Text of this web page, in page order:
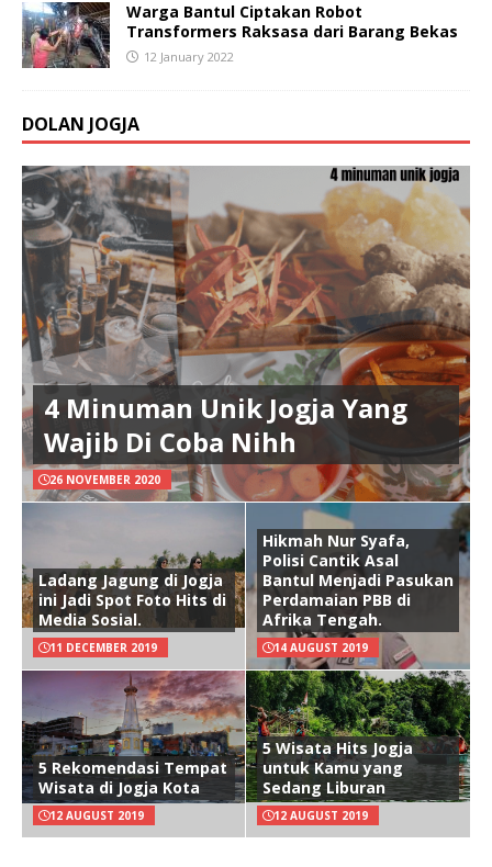
Warga Bantul Ciptakan Robot
Transformers Raksasa dari Barang Bekas
12 January 2022
DOLAN JOGJA
4 Minuman Unik Jogja Yang
Wajib Di Coba Nihh
26 NOVEMBER 2020
Ladang Jagung di Jogja
ini Jadi Spot Foto Hits di
Media Sosial.
11 DECEMBER 2019
Hikmah Nur Syafa,
Polisi Cantik Asal
Bantul Menjadi Pasukan
Perdamaian PBB di
Afrika Tengah.
14 AUGUST 2019
5 Rekomendasi Tempat
Wisata di Jogja Kota
12 AUGUST 2019
5 Wisata Hits Jogja
untuk Kamu yang
Sedang Liburan
12 AUGUST 2019